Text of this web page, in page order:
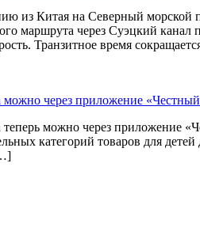
из Китая на Северный
маршрута через Суэцкий
Транзитное время
можно через приложение
теперь можно через
категорий товаров для